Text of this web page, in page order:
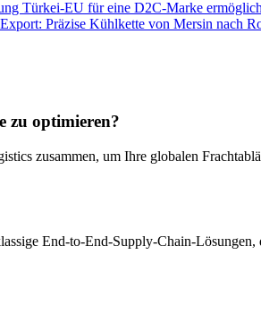
Türkei-EU für eine D2C-Marke
Präzise Kühlkette von Mersin nach
zu optimieren?
zusammen, um Ihre globalen
End-to-End-Supply-Chain-